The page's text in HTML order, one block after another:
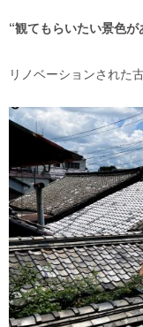
“観てもらいたい景色
リノベーションされた